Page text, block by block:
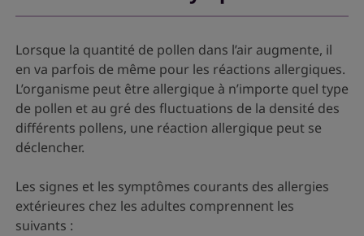
Lorsque la quantité de pollen dans l’air augmente, il
en va parfois de même pour les réactions allergiques.
L’organisme peut être allergique à n’importe quel type
de pollen et au gré des fluctuations de la densité des
différents pollens, une réaction allergique peut se
déclencher.
Les signes et les symptômes courants des allergies
extérieures chez les adultes comprennent les
suivants :